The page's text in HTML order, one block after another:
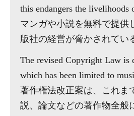
this endangers the
マンガや小説を無料で提供
版社の経営が脅かされてい
The revised Copyright Law is
which has been limited to
著作権法改正案は、これま
説、論文などの著作物全般